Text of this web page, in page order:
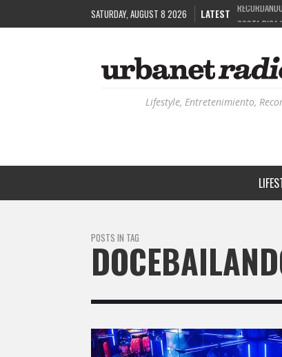
SATURDAY, AUGUST 8 2026 LATEST COSTA RICA
RUTAS
Lifestyle, Entretenimiento,
POSTS IN TAG